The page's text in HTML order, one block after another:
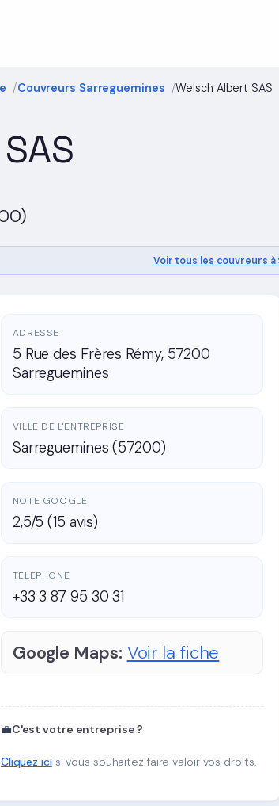
Couvreurs Sarreguemines Welsch Albert SAS
Voir tous les couvreurs à
ADRESSE
5 Rue des Frères Rémy, 57200
Sarreguemines
VILLE DE L'ENTREPRISE
Sarreguemines (57200)
NOTE GOOGLE
2,5/5 (15 avis)
TELEPHONE
+33 3 87 95 30 31
Google Maps: Voir la fiche
💼C'est votre entreprise ?
Cliquez icisi vous souhaitez faire valoir vos droits.